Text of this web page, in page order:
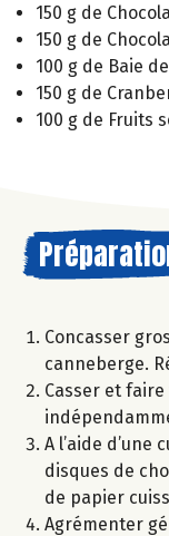
150 g de
150 g de
100 g de Baie
150 g de
100 g de Fruits
Concasser
canneberge.
Casser et
A l’aide
disques de
de papier
Agrémenter